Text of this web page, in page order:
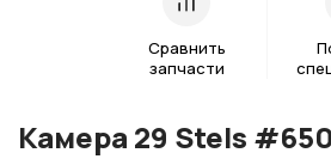
Сравнить
запчасти
Камера 29 Stels